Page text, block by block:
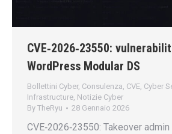
CVE‑2026‑23550:
WordPress Modular DS
Bollettini Cyber, Consulenza, CVE, Cyber
Infrastructure, Notizie Cyber
By TheRyu 28 Gennaio 2026
CVE‑2026‑23550: Takeover